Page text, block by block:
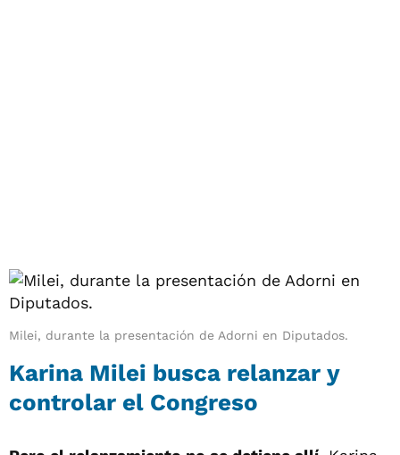
Milei, durante la presentación de Adorni en Diputados.
Karina Milei busca relanzar y
controlar el Congreso